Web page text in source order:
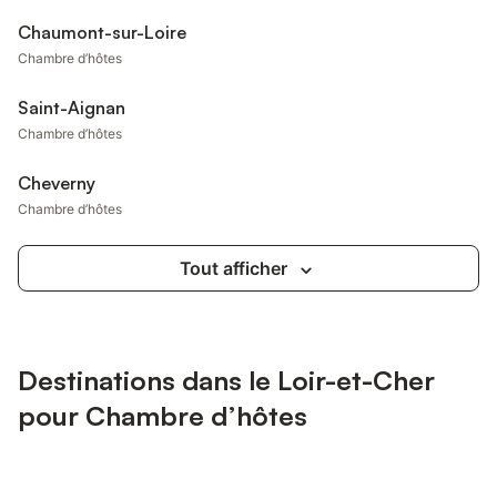
Chaumont-sur-Loire
Chambre d’hôtes
Saint-Aignan
Chambre d’hôtes
Cheverny
Chambre d’hôtes
Tout afficher
Destinations dans le Loir-et-Cher
pour Chambre d’hôtes